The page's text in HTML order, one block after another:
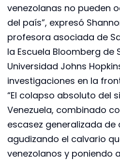
venezolanas no pueden
del país”, expresó
profesora asociada de
la Escuela Bloomberg de
Universidad Johns
investigaciones en la
“El colapso absoluto del
Venezuela, combinado
escasez generalizada de
agudizando el calvario
venezolanos y poniendo